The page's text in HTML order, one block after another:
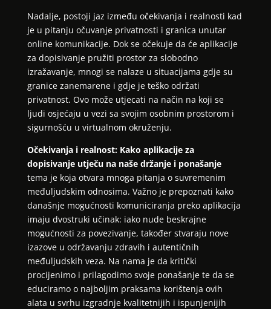
Nadalje, postoji jaz između očekivanja i realnosti kad
je u pitanju očuvanje privatnosti i granica unutar
online komunikacije. Dok se očekuje da će aplikacije
za dopisivanje pružiti prostor za slobodno
izražavanje, mnogi se nalaze u situacijama gdje su
granice zanemarene i gdje je teško održati
privatnost. Ovo može utjecati na način na koji se
ljudi osjećaju u vezi sa svojim osobnim prostorom i
sigurnošću u virtualnom okruženju.
Očekivanja i realnost: Kako aplikacije za
dopisivanje utječu na naše držanje i ponašanje
tema je koja otvara mnoga pitanja o suvremenim
međuljudskim odnosima. Važno je prepoznati kako
današnje mogućnosti komuniciranja preko aplikacija
imaju dvostruki učinak: iako nude beskrajne
mogućnosti za povezivanje, također stvaraju nove
izazove u održavanju zdravih i autentičnih
međuljudskih veza. Na nama je da kritički
procijenimo i prilagodimo svoje ponašanje te da se
educiramo o najboljim praksama korištenja ovih
alata u svrhu izgradnje kvalitetnijih i ispunjenijih